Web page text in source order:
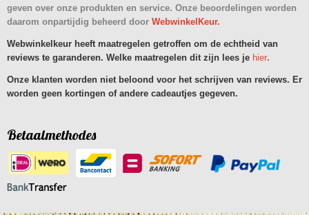
geven over onze produkten en service. Onze beoordelingen worden
daarom onpartijdig beheerd door WebwinkelKeur.
Webwinkelkeur heeft maatregelen getroffen om de echtheid van
reviews te garanderen. Welke maatregelen dit zijn lees je hier.
Onze klanten worden niet beloond voor het schrijven van reviews. Er
worden geen kortingen of andere cadeautjes gegeven.
Betaalmethodes